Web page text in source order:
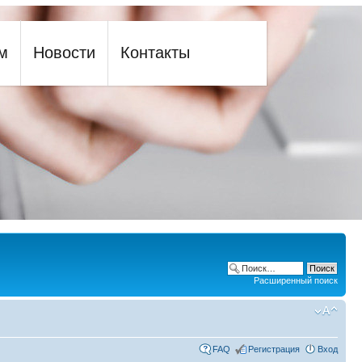
Новости Контакты
Расширенный поиск
FAQ Регистрация Вход